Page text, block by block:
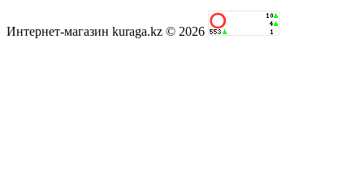
Интернет-магазин kuraga.kz © 2026